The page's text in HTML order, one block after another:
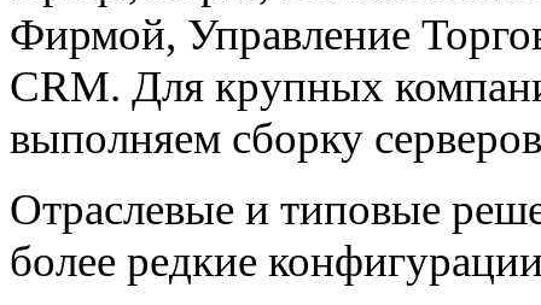
Фирмой, Управление
CRM. Для крупных
выполняем сборку
Отраслевые и типовые
более редкие